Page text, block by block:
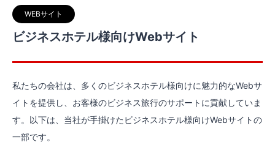
WEBサイト
ビジネスホテル様向けWebサイト
私たちの会社は、多くのビジネスホテル様向けに魅力的なWebサ
イトを提供し、お客様のビジネス旅行のサポートに貢献していま
す。以下は、当社が手掛けたビジネスホテル様向けWebサイトの
一部です。